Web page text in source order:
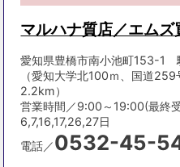
マルハナ質店／エムズ
愛知県豊橋市南小池町153-1
（愛知大学北100ｍ、国道
2.2km）
営業時間／9:00～19:00(最終
6,7,16,17,26,27日
電話／0532-45-